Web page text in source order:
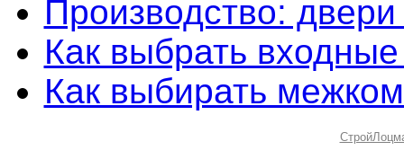
Производство:
Как выбрать
Как выбирать